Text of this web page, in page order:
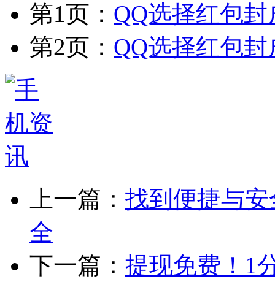
第1页： QQ选择红包
第2页： QQ选择红包
上一篇： 找到便捷与
全
下一篇： 提现免费！1